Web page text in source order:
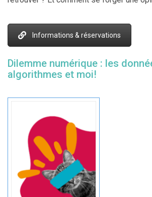
Informations & réservations
Dilemme numérique : les
algorithmes et moi!